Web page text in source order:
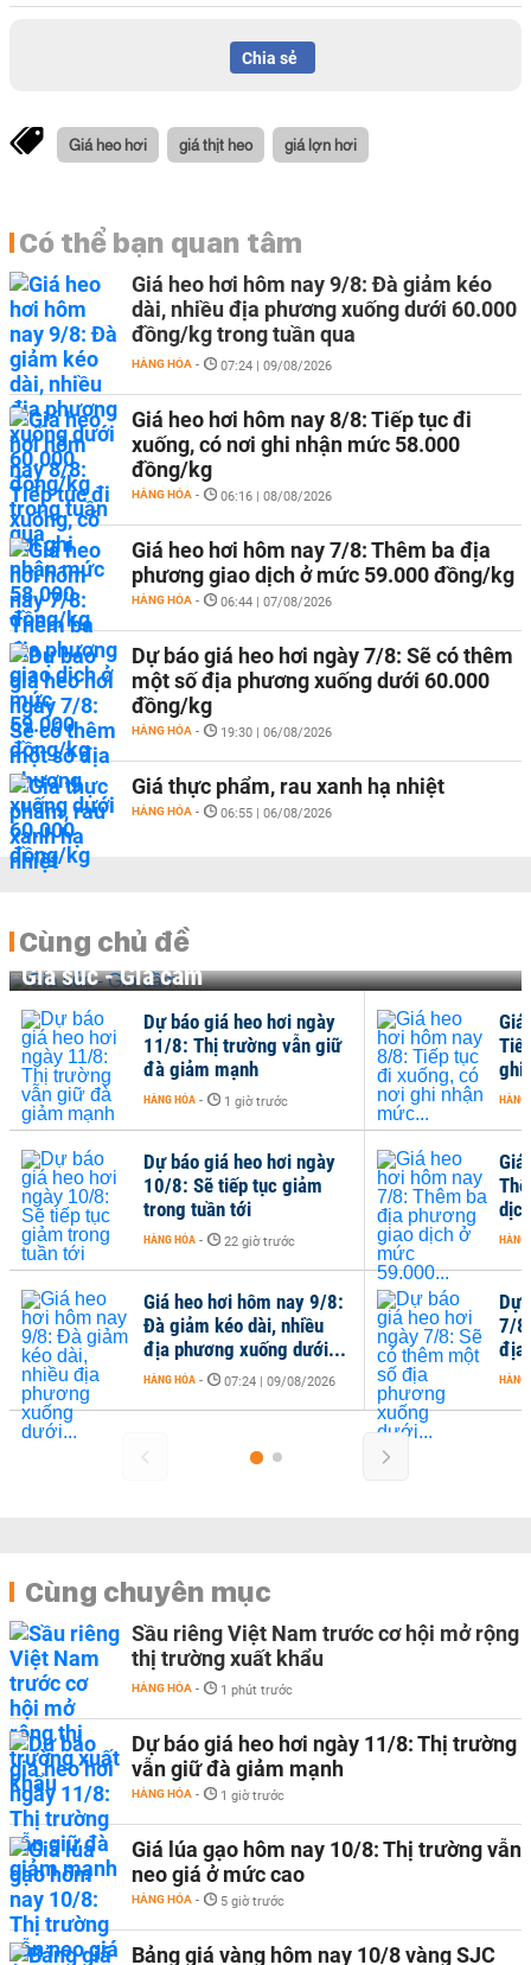
Chia sẻ
Giá heo hơi giá thịt heo giá lợn hơi
Có thể bạn quan tâm
Giá heo hơi hôm nay 9/8: Đà giảm kéo
dài, nhiều địa phương xuống dưới 60.000
đồng/kg trong tuần qua
HÀNG HÓA - 07:24 | 09/08/2026
Giá heo hơi hôm nay 8/8: Tiếp tục đi
xuống, có nơi ghi nhận mức 58.000
đồng/kg
HÀNG HÓA - 06:16 | 08/08/2026
Giá heo hơi hôm nay 7/8: Thêm ba địa
phương giao dịch ở mức 59.000 đồng/kg
HÀNG HÓA - 06:44 | 07/08/2026
Dự báo giá heo hơi ngày 7/8: Sẽ có thêm
một số địa phương xuống dưới 60.000
đồng/kg
HÀNG HÓA - 19:30 | 06/08/2026
Giá thực phẩm, rau xanh hạ nhiệt
HÀNG HÓA - 06:55 | 06/08/2026
Cùng chủ đề
Gia súc - Gia cầm
Dự báo giá heo hơi ngày
11/8: Thị trường vẫn giữ
đà giảm mạnh
HÀNG HÓA - 1 giờ trước
Dự báo giá heo hơi ngày
10/8: Sẽ tiếp tục giảm
trong tuần tới
HÀNG HÓA - 22 giờ trước
Giá heo hơi hôm nay 9/8:
Đà giảm kéo dài, nhiều
địa phương xuống dưới...
HÀNG HÓA - 07:24 | 09/08/2026
ghi
HÀNG
HÀNG
Dự
7/
địa
HÀNG
Cùng chuyên mục
Sầu riêng Việt Nam trước cơ hội mở rộng
thị trường xuất khẩu
HÀNG HÓA - 1 phút trước
Dự báo giá heo hơi ngày 11/8: Thị trường
vẫn giữ đà giảm mạnh
HÀNG HÓA - 1 giờ trước
Giá lúa gạo hôm nay 10/8: Thị trường vẫn
neo giá ở mức cao
HÀNG HÓA - 5 giờ trước
Bảng giá vàng hôm nay 10/8 vàng SJC